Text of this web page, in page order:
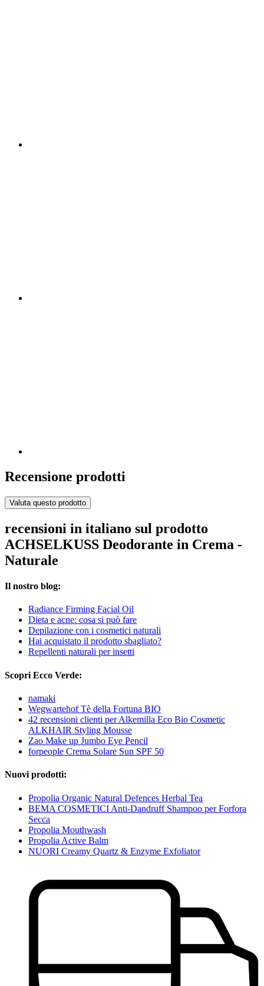
Recensione prodotti
Valuta questo prodotto
recensioni in italiano sul prodotto
ACHSELKUSS Deodorante in Crema -
Naturale
Il nostro blog:
Radiance Firming Facial Oil
Dieta e acne: cosa si può fare
Depilazione con i cosmetici naturali
Hai acquistato il prodotto sbagliato?
Repellenti naturali per insetti
Scopri Ecco Verde:
namaki
Wegwartehof Tè della Fortuna BIO
42 recensioni clienti per Alkemilla Eco Bio Cosmetic
ALKHAIR Styling Mousse
Zao Make up Jumbo Eye Pencil
forpeople Crema Solare Sun SPF 50
Nuovi prodotti:
Propolia Organic Natural Defences Herbal Tea
BEMA COSMETICI Anti-Dandruff Shampoo per Forfora
Secca
Propolia Mouthwash
Propolia Active Balm
NUORI Creamy Quartz & Enzyme Exfoliator